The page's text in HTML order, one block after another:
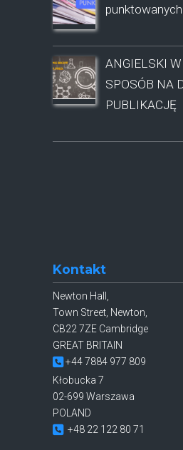
ANGIELSKI
SPOSÓB NA
PUBLIKACJĘ
Kontakt
Newton Hall,
Town Street, Newton,
CB22 7ZE Cambridge
GREAT BRITAIN
+44 7884 977 809
Kłobucka 7
02-699 Warszawa
POLAND
+48 22 122 80 71